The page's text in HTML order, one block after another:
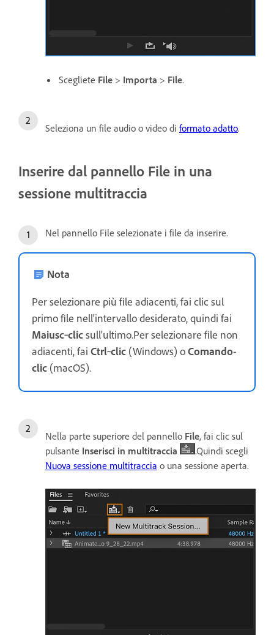
Scegliete File > Importa > File.
Seleziona un file audio o video di formato adatto.
Inserire dal pannello File in una
sessione multitraccia
Nel pannello File selezionate i file da inserire.
Nota
Per selezionare più file adiacenti, fai clic sul
primo file nell'intervallo desiderato, quindi fai
Maiusc‑clicsull'ultimo.Per selezionare file non
adiacenti, fai Ctrl‑clic (Windows) oComando-
clic (macOS).
Nella parte superiore del pannello File, fai clic sul
pulsante Inserisci in multitraccia
.Quindi scegli
Nuova sessione multitraccia o una sessione aperta.